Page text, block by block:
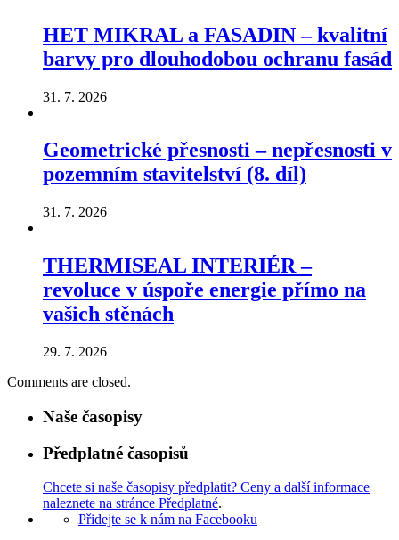
HET MIKRAL a FASADIN – kvalitní
barvy pro dlouhodobou ochranu fasád
31. 7. 2026
Geometrické přesnosti – nepřesnosti v
pozemním stavitelství (8. díl)
31. 7. 2026
THERMISEAL INTERIÉR –
revoluce v úspoře energie přímo na
vašich stěnách
29. 7. 2026
Comments are closed.
Naše časopisy
Předplatné časopisů
Chcete si naše časopisy předplatit? Ceny a další informace
naleznete na stránce Předplatné.
Přidejte se k nám na Facebooku